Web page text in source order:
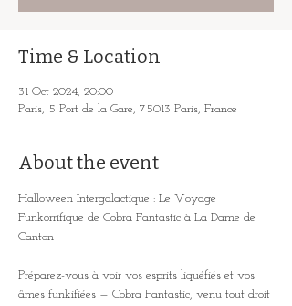
Time & Location
31 Oct 2024, 20:00
Paris, 5 Port de la Gare, 75013 Paris, France
About the event
Halloween Intergalactique : Le Voyage
Funkorrifique de Cobra Fantastic à La Dame de
Canton
Préparez-vous à voir vos esprits liquéfiés et vos
âmes funkifiées — Cobra Fantastic, venu tout droit